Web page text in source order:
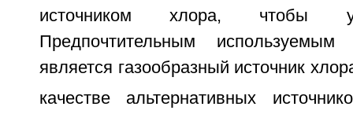
источником хлора, чтобы
Предпочтительным
является газообразный источник
качестве альтернативных